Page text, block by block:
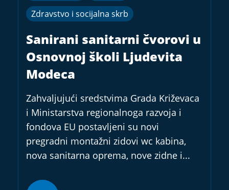
Zdravstvo i socijalna skrb
Sanirani sanitarni čvorovi u
Osnovnoj školi Ljudevita
Modeca
Zahvaljujući sredstvima Grada Križevaca
i Ministarstva regionalnoga razvoja i
fondova EU postavljeni su novi
pregradni montažni zidovi wc kabina,
nova sanitarna oprema, nove zidne i...